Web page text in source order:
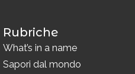
Rubriche
What’s in a name
Sapori dal mondo